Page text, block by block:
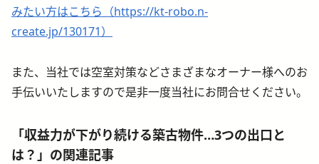
みたい方はこちら（https://kt-robo.n-
create.jp/130171）
また、当社では空室対策などさまざまなオーナー様へのお
手伝いいたしますので是非一度当社にお問合せください。
「収益力が下がり続ける築古物件…3つの出口と
は？」の関連記事